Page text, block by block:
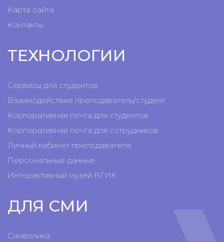
Карта сайта
Контакты
ТЕХНОЛОГИИ
Сервисы для студентов
Взаимодействие преподаватель/студент
Корпоративная почта для студентов
Корпоративная почта для сотрудников
Личный кабинет преподавателя
Персональные данные
Интерактивный музей ВГИК
ДЛЯ СМИ
Символика